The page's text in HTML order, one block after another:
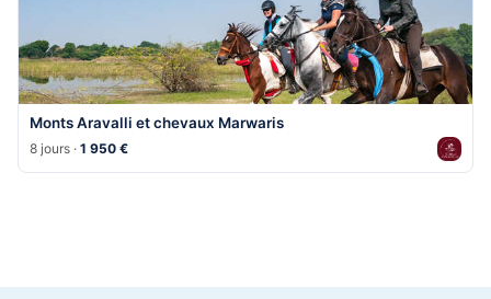
Monts Aravalli et chevaux Marwaris
8 jours ·1 950 €